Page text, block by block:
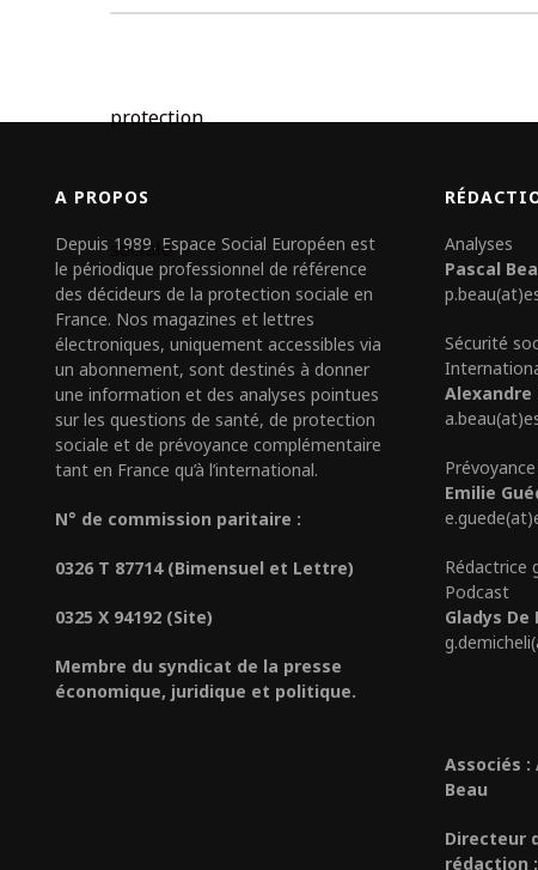
A PROPOS
Depuis 1989, Espace Social Européen est
le périodique professionnel de référence
des décideurs de la protection sociale en
France. Nos magazines et lettres
électroniques, uniquement accessibles via
un abonnement, sont destinés à donner
une information et des analyses pointues
sur les questions de santé, de protection
sociale et de prévoyance complémentaire
tant en France qu’à l’international.
N° de commission paritaire :
0326 T 87714 (Bimensuel et Lettre)
0325 X 94192 (Site)
Membre du syndicat de la presse
économique, juridique et politique.
Analyses
Pascal
Sécurité
Alexandre
Emilie
Rédactrice
Podcast
Gladys De
Associés :
Beau
Directeur
rédaction